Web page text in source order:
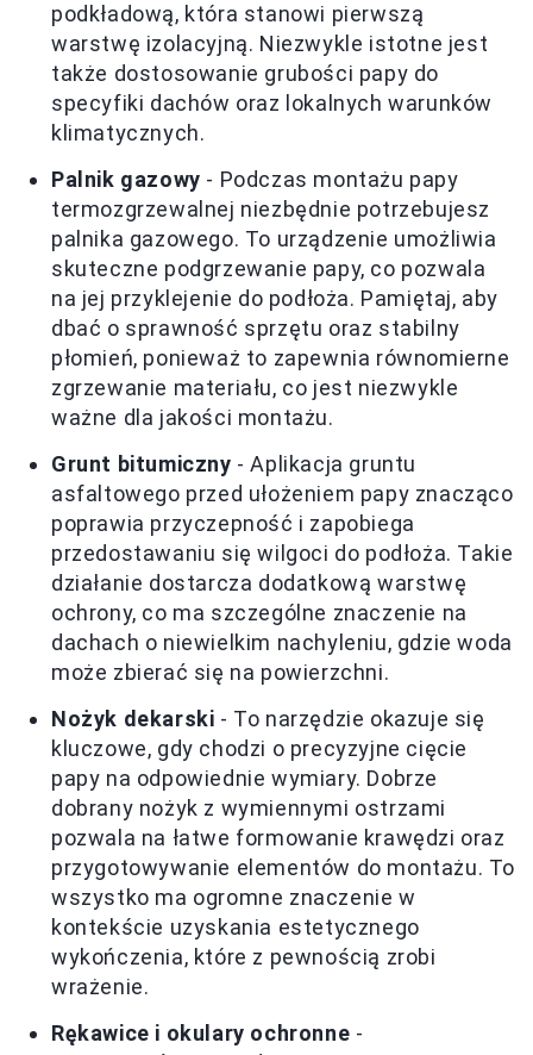
podkładową, która stanowi pierwszą
warstwę izolacyjną. Niezwykle istotne jest
także dostosowanie grubości papy do
specyfiki dachów oraz lokalnych warunków
klimatycznych.
Palnik gazowy - Podczas montażu papy
termozgrzewalnej niezbędnie potrzebujesz
palnika gazowego. To urządzenie umożliwia
skuteczne podgrzewanie papy, co pozwala
na jej przyklejenie do podłoża. Pamiętaj, aby
dbać o sprawność sprzętu oraz stabilny
płomień, ponieważ to zapewnia równomierne
zgrzewanie materiału, co jest niezwykle
ważne dla jakości montażu.
Grunt bitumiczny - Aplikacja gruntu
asfaltowego przed ułożeniem papy znacząco
poprawia przyczepność i zapobiega
przedostawaniu się wilgoci do podłoża. Takie
działanie dostarcza dodatkową warstwę
ochrony, co ma szczególne znaczenie na
dachach o niewielkim nachyleniu, gdzie woda
może zbierać się na powierzchni.
Nożyk dekarski - To narzędzie okazuje się
kluczowe, gdy chodzi o precyzyjne cięcie
papy na odpowiednie wymiary. Dobrze
dobrany nożyk z wymiennymi ostrzami
pozwala na łatwe formowanie krawędzi oraz
przygotowywanie elementów do montażu. To
wszystko ma ogromne znaczenie w
kontekście uzyskania estetycznego
wykończenia, które z pewnością zrobi
wrażenie.
Rękawice i okulary ochronne -